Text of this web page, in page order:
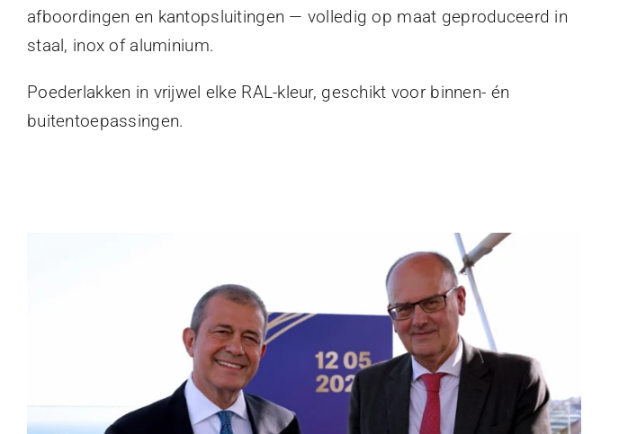
afboordingen en kantopsluitingen — volledig op maat geproduceerd in
staal, inox of aluminium.
Poederlakken in vrijwel elke RAL-kleur, geschikt voor binnen- én
buitentoepassingen.